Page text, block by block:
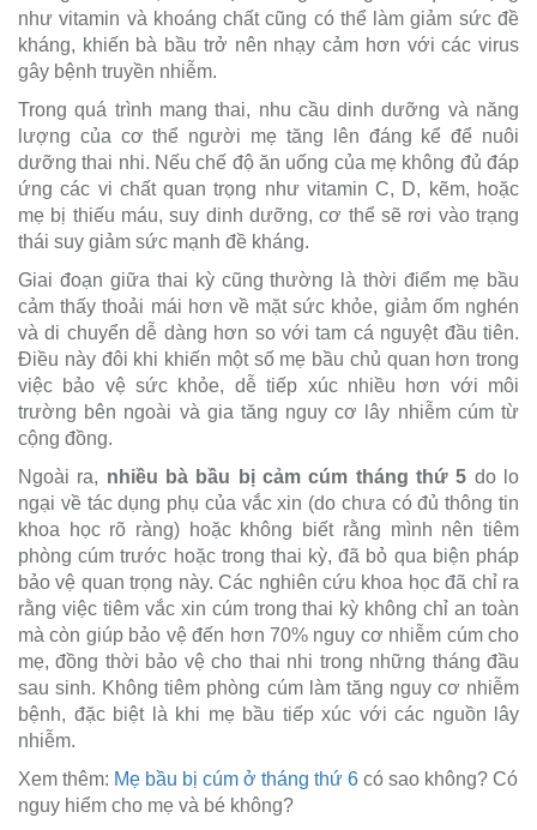
như vitamin và khoáng chất cũng có thể làm giảm sức đề
kháng, khiến bà bầu trở nên nhạy cảm hơn với các virus
gây bệnh truyền nhiễm.
Trong quá trình mang thai, nhu cầu dinh dưỡng và năng
lượng của cơ thể người mẹ tăng lên đáng kể để nuôi
dưỡng thai nhi. Nếu chế độ ăn uống của mẹ không đủ đáp
ứng các vi chất quan trọng như vitamin C, D, kẽm, hoặc
mẹ bị thiếu máu, suy dinh dưỡng, cơ thể sẽ rơi vào trạng
thái suy giảm sức mạnh đề kháng.
Giai đoạn giữa thai kỳ cũng thường là thời điểm mẹ bầu
cảm thấy thoải mái hơn về mặt sức khỏe, giảm ốm nghén
và di chuyển dễ dàng hơn so với tam cá nguyệt đầu tiên.
Điều này đôi khi khiến một số mẹ bầu chủ quan hơn trong
việc bảo vệ sức khỏe, dễ tiếp xúc nhiều hơn với môi
trường bên ngoài và gia tăng nguy cơ lây nhiễm cúm từ
cộng đồng.
Ngoài ra, nhiều bà bầu bị cảm cúm tháng thứ 5 do lo
ngại về tác dụng phụ của vắc xin (do chưa có đủ thông tin
khoa học rõ ràng) hoặc không biết rằng mình nên tiêm
phòng cúm trước hoặc trong thai kỳ, đã bỏ qua biện pháp
bảo vệ quan trọng này. Các nghiên cứu khoa học đã chỉ ra
rằng việc tiêm vắc xin cúm trong thai kỳ không chỉ an toàn
mà còn giúp bảo vệ đến hơn 70% nguy cơ nhiễm cúm cho
mẹ, đồng thời bảo vệ cho thai nhi trong những tháng đầu
sau sinh. Không tiêm phòng cúm làm tăng nguy cơ nhiễm
bệnh, đặc biệt là khi mẹ bầu tiếp xúc với các nguồn lây
nhiễm.
Xem thêm: Mẹ bầu bị cúm ở tháng thứ 6 có sao không? Có
nguy hiểm cho mẹ và bé không?